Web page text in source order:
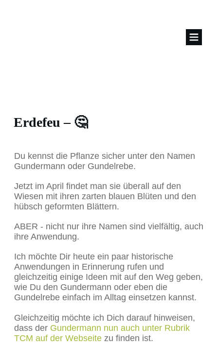
Erdefeu – 🤔
Du kennst die Pflanze sicher unter den Namen
Gundermann oder Gundelrebe.
Jetzt im April findet man sie überall auf den
Wiesen mit ihren zarten blauen Blüten und den
hübsch geformten Blättern.
ABER - nicht nur ihre Namen sind vielfältig, auch
ihre Anwendung.
Ich möchte Dir heute ein paar historische
Anwendungen in Erinnerung rufen und
gleichzeitig einige Ideen mit auf den Weg geben,
wie Du den Gundermann oder eben die
Gundelrebe einfach im Alltag einsetzen kannst.
Gleichzeitig möchte ich Dich darauf hinweisen,
dass der Gundermann nun auch unter Rubrik
TCM auf der Webseite zu finden ist.